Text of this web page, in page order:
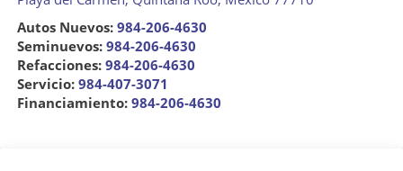
Autos Nuevos: 984-206-4630
Seminuevos: 984-206-4630
Refacciones: 984-206-4630
Servicio: 984-407-3071
Financiamiento: 984-206-4630